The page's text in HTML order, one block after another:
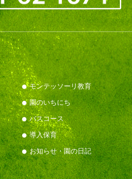
モンテッソーリ教育
園のいちにち
バスコース
導入保育
お知らせ・園の日記